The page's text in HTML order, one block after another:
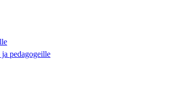
pedagogeille